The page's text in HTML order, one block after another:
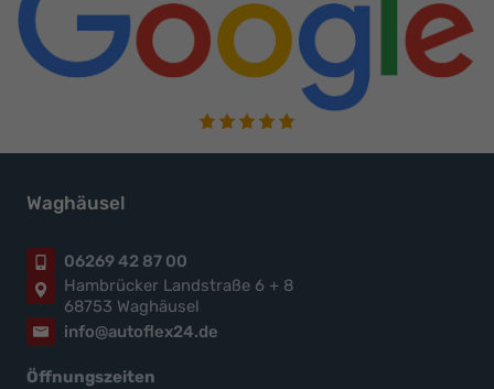
Waghäusel
06269 42 87 00
Hambrücker Landstraße 6 + 8
68753 Waghäusel
info@autoflex24.de
Öffnungszeiten